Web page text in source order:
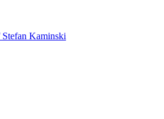
Kaminski